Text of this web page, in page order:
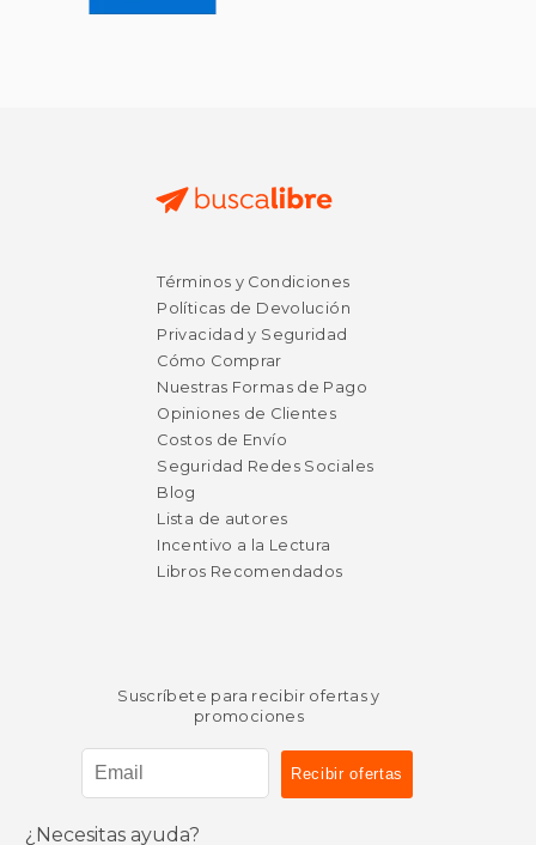
$ 34.70
$ 17.35
50%
dcto.
Términos y Condiciones
Políticas de Devolución
Privacidad y Seguridad
Cómo Comprar
Nuestras Formas de Pago
Opiniones de Clientes
Costos de Envío
Seguridad Redes Sociales
Blog
Lista de autores
Incentivo a la Lectura
Libros Recomendados
Suscríbete para recibir ofertas y
promociones
¿Necesitas ayuda?